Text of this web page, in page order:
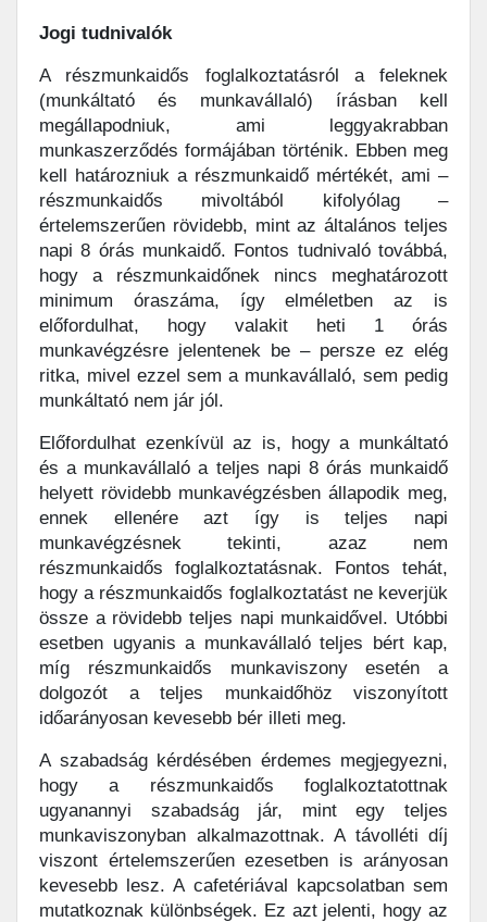
Jogi tudnivalók
A részmunkaidős foglalkoztatásról a feleknek
(munkáltató és munkavállaló) írásban kell
megállapodniuk, ami leggyakrabban
munkaszerződés formájában történik. Ebben meg
kell határozniuk a részmunkaidő mértékét, ami –
részmunkaidős mivoltából kifolyólag –
értelemszerűen rövidebb, mint az általános teljes
napi 8 órás munkaidő. Fontos tudnivaló továbbá,
hogy a részmunkaidőnek nincs meghatározott
minimum óraszáma, így elméletben az is
előfordulhat, hogy valakit heti 1 órás
munkavégzésre jelentenek be – persze ez elég
ritka, mivel ezzel sem a munkavállaló, sem pedig
munkáltató nem jár jól.
Előfordulhat ezenkívül az is, hogy a munkáltató
és a munkavállaló a teljes napi 8 órás munkaidő
helyett rövidebb munkavégzésben állapodik meg,
ennek ellenére azt így is teljes napi
munkavégzésnek tekinti, azaz nem
részmunkaidős foglalkoztatásnak. Fontos tehát,
hogy a részmunkaidős foglalkoztatást ne keverjük
össze a rövidebb teljes napi munkaidővel. Utóbbi
esetben ugyanis a munkavállaló teljes bért kap,
míg részmunkaidős munkaviszony esetén a
dolgozót a teljes munkaidőhöz viszonyított
időarányosan kevesebb bér illeti meg.
A szabadság kérdésében érdemes megjegyezni,
hogy a részmunkaidős foglalkoztatottnak
ugyanannyi szabadság jár, mint egy teljes
munkaviszonyban alkalmazottnak. A távolléti díj
viszont értelemszerűen ezesetben is arányosan
kevesebb lesz. A cafetériával kapcsolatban sem
mutatkoznak különbségek. Ez azt jelenti, hogy az